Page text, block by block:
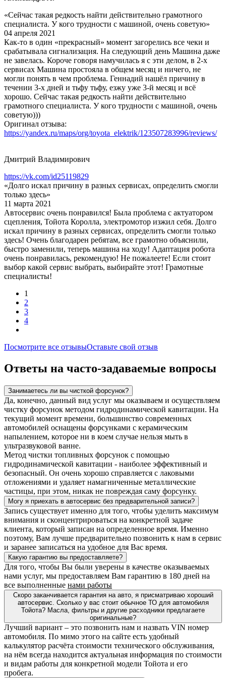
«Сейчас такая редкость найти действительно грамотного
специалиста. У кого трудности с машиной, очень советую»
04 апреля 2021
Как-то в один «прекрасный» момент загорелись все чеки и
срабатывала сигнализация. На следующий день Машина даже
не завелась. Короче говоря намучилась я с эти делом, в 2-х
сервисах Машина простояла в общем месяц и ничего, не
могли понять в чем проблема. Геннадий нашёл причину в
течении 3-х дней и тьфу тьфу, езжу уже 3-й месяц и всё
хорошо. Сейчас такая редкость найти действительно
грамотного специалиста. У кого трудности с машиной, очень
советую)))
Оригинал отзыва:
https://yandex.ru/maps/org/toyota_elektrik/123507283996/reviews/
Дмитрий Владимирович
https://vk.com/id25119829
«Долго искал причину в разных сервисах, определить смогли
только здесь»
11 марта 2021
Автосервис очень понравился! Была проблема с актуатором
сцепления, Тойота Королла, электромотор изжил себя. Долго
искал причину в разных сервисах, определить смогли только
здесь! Очень благодарен ребятам, все грамотно объяснили,
быстро заменили, теперь машина на ходу! Адаптация робота
очень понравилась, рекомендую! Не пожалеете! Если стоит
выбор какой сервис выбрать, выбирайте этот! Грамотные
специалисты!
1
2
3
4
Посмотрите все отзывыОставьте свой отзыв
Ответы на часто-задаваемые вопросы
Занимаетесь ли вы чисткой форсунок?
Да, конечно, данный вид услуг мы оказываем и осуществляем
чистку форсунок методом гидродинамической кавитации. На
текущий момент времени, большинство современных
автомобилей оснащены форсунками с керамическим
напылением, которое ни в коем случае нельзя мыть в
ультразвуковой ванне.
Метод чистки топливных форсунок с помощью
гидродинамической кавитации - наиболее эффективный и
безопасный. Он очень хорошо справляется с лаковыми
отложениями и удаляет намагниченные металлические
частицы, при этом, никак не повреждая саму форсунку.
Могу я приехать в автосервис без предварительной записи?
Запись существует именно для того, чтобы уделить максимум
внимания и сконцентрироваться на конкретной задаче
клиента, который записан на определенное время. Именно
поэтому, Вам лучше предварительно позвонить к нам в сервис
и заранее записаться на удобное для Вас время.
Какую гарантию вы предоставляете?
Для того, чтобы Вы были уверены в качестве оказываемых
нами услуг, мы предоставляем Вам гарантию в 180 дней на
все выполненные нами работы
Скоро заканчивается гарантия на авто, я присматриваю хороший
автосервис. Сколько у вас стоит обычное ТО для автомобиля
Тойота? Масла, фильтры и другие расходники предлагаете
оригинальные?
Лучший вариант – это позвонить нам и назвать VIN номер
автомобиля. По мимо этого на сайте есть удобный
калькулятор расчёта стоимости технического обслуживания,
на нём всегда находится актуальная информация по стоимости
и видам работы для конкретной модели Тойота и его
пробега.